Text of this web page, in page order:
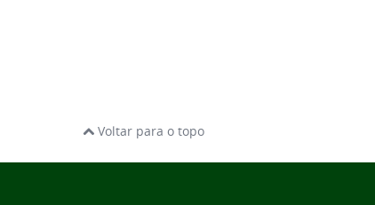
Voltar para o topo